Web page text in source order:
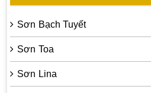
Sơn Bạch Tuyết
Sơn Toa
Sơn Lina